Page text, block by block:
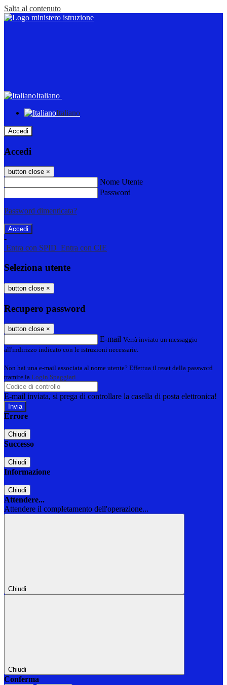
Salta al contenuto
Italiano
Italiano
Accedi
Accedi
button close ×
Nome Utente
Password
Password dimenticata?
-
Entra con SPID Entra con CIE
Seleziona utente
button close ×
Recupero password
button close ×
E-mail Verrà inviato un messaggio
all'indirizzo indicato con le istruzioni necessarie.
Non hai una e-mail associata al nome utente? Effettua il reset della password
tramite la Login Spaggiari
E-mail inviata, si prega di controllare la casella di posta elettronica!
Errore
Chiudi
Successo
Chiudi
Informazione
Chiudi
Attendere...
Attendere il completamento dell'operazione...
Chiudi
Chiudi
Conferma